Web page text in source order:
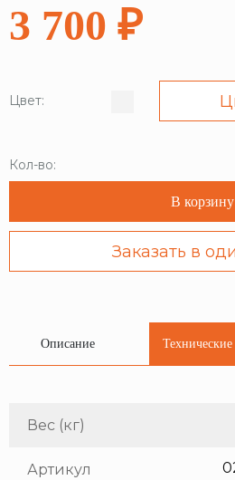
3 700 ₽
Цвет:
Кол-во:
В корзину
Заказать в
Описание Технические
Вес (кг)
Артикул